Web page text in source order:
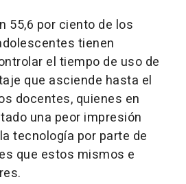
55,6 por ciento de los
tienen
el tiempo de uso de
que asciende hasta el
docentes, quienes en
una peor impresión
tecnología por parte de
que estos mismos e